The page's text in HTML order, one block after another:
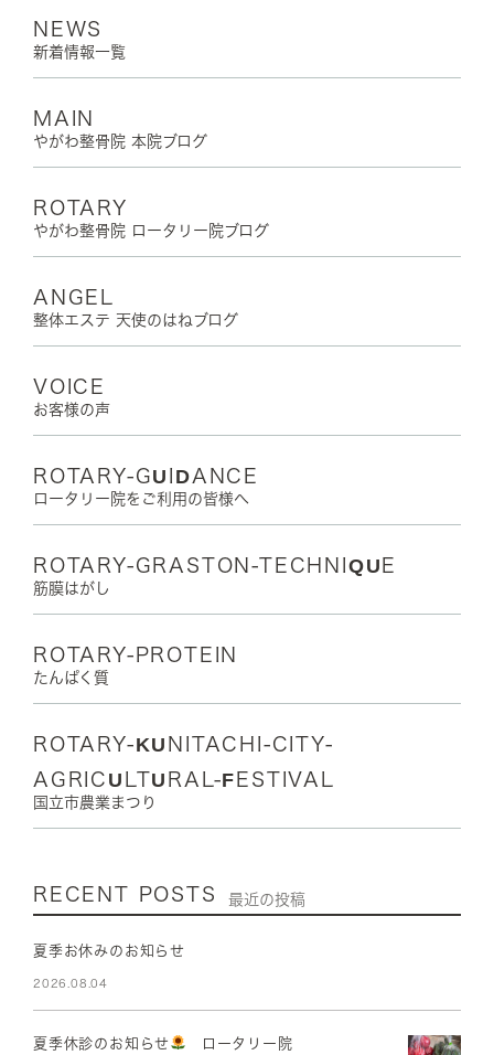
NEWS
新着情報一覧
MAIN
やがわ整骨院 本院ブログ
ROTARY
やがわ整骨院 ロータリー院ブログ
ANGEL
整体エステ 天使のはねブログ
VOICE
お客様の声
ROTARY-GUIDANCE
ロータリー院をご利用の皆様へ
ROTARY-GRASTON-TECHNIQUE
筋膜はがし
ROTARY-PROTEIN
たんぱく質
ROTARY-KUNITACHI-CITY-
AGRICULTURAL-FESTIVAL
国立市農業まつり
RECENT POSTS 最近の投稿
夏季お休みのお知らせ
2026.08.04
夏季休診のお知らせ ロータリー院